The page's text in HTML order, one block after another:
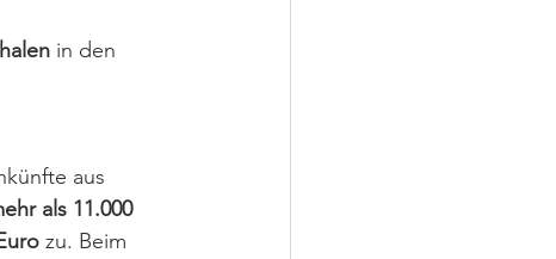
in den
aus
als 11.000
zu. Beim